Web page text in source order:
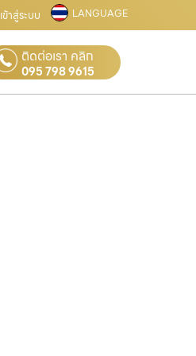
เข้าสู่ระบบ LANGUAGE
ติดต่อเรา คลิก
095 798 9615